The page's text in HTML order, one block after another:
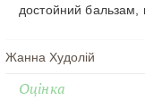
достойний бальзам,
Жанна Худолій
Оцінка